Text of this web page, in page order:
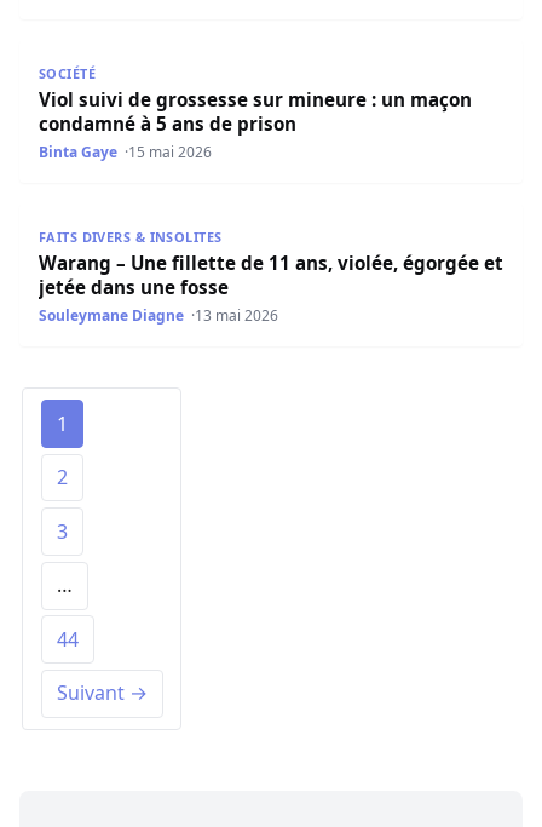
SOCIÉTÉ
Viol suivi de grossesse sur mineure : un maçon
condamné à 5 ans de prison
Binta Gaye 15 mai 2026
FAITS DIVERS & INSOLITES
Warang – Une fillette de 11 ans, violée, égorgée et
jetée dans une fosse
Souleymane Diagne 13 mai 2026
1
2
3
…
44
Suivant →